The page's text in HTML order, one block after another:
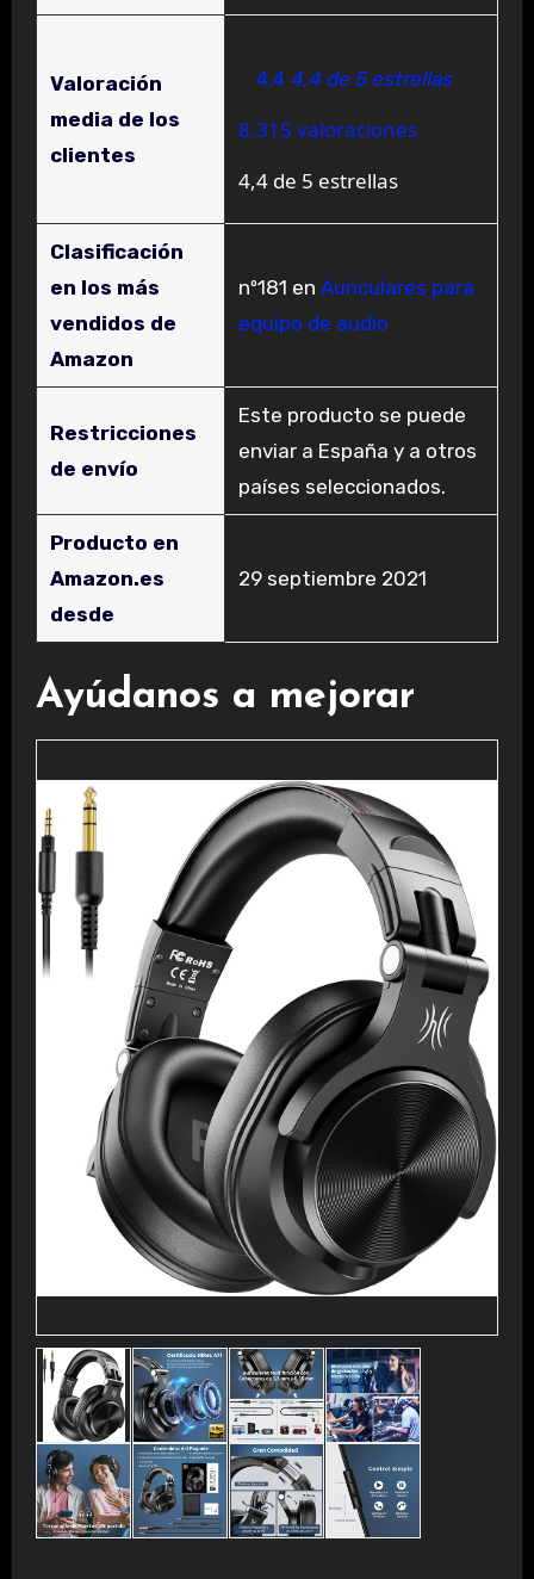
Valoración
media de los
clientes
4,4 4,4 de 5 estrellas
8.315 valoraciones
4,4 de 5 estrellas
Clasificación
en los más
vendidos de
Amazon
nº181 en Auriculares para
equipo de audio
Restricciones
de envío
Este producto se puede
enviar a España y a otros
países seleccionados.
Producto en
Amazon.es
desde
29 septiembre 2021
Ayúdanos a mejorar